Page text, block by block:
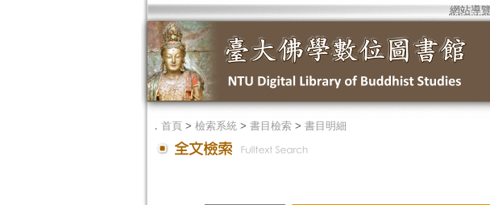
網站導覽
． 首頁> 檢索系統> 書目檢索> 書目明細